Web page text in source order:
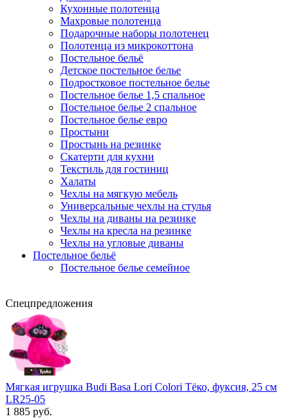
Кухонные полотенца
Махровые полотенца
Подарочные наборы полотенец
Полотенца из микрокоттона
Постельное бельё
Детское постельное белье
Подростковое постельное белье
Постельное белье 1,5 спальное
Постельное белье 2 спальное
Постельное белье евро
Простыни
Простынь на резинке
Скатерти для кухни
Текстиль для гостиниц
Халаты
Чехлы на мягкую мебель
Универсальные чехлы на стулья
Чехлы на диваны на резинке
Чехлы на кресла на резинке
Чехлы на угловые диваны
Постельное бельё
Постельное белье семейное
Спецпредложения
Мягкая игрушка Budi Basa Lori Colori Тёко, фуксия, 25 см
LR25-05
1 885 руб.